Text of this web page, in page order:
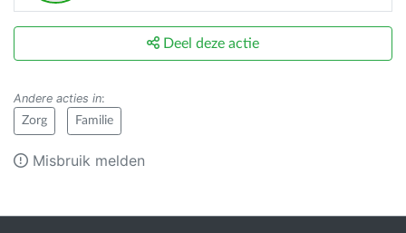
Deel deze actie
Andere acties in:
Zorg Familie
Misbruik melden